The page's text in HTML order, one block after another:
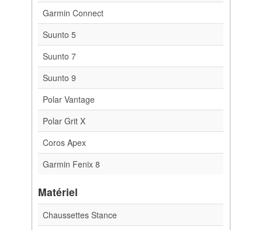
Garmin Connect
Suunto 5
Suunto 7
Suunto 9
Polar Vantage
Polar Grit X
Coros Apex
Garmin Fenix 8
Matériel
Chaussettes Stance